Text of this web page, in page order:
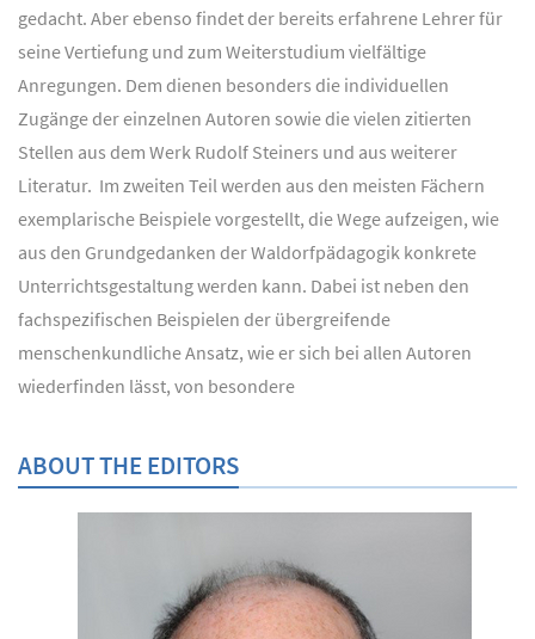
gedacht. Aber ebenso findet der bereits erfahrene Lehrer für
seine Vertiefung und zum Weiterstudium vielfältige
Anregungen. Dem dienen besonders die individuellen
Zugänge der einzelnen Autoren sowie die vielen zitierten
Stellen aus dem Werk Rudolf Steiners und aus weiterer
Literatur. Im zweiten Teil werden aus den meisten Fächern
exemplarische Beispiele vorgestellt, die Wege aufzeigen, wie
aus den Grundgedanken der Waldorfpädagogik konkrete
Unterrichtsgestaltung werden kann. Dabei ist neben den
fachspezifischen Beispielen der übergreifende
menschenkundliche Ansatz, wie er sich bei allen Autoren
wiederfinden lässt, von besondere
ABOUT THE EDITORS